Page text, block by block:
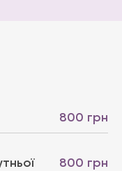
800 грн
800 грн